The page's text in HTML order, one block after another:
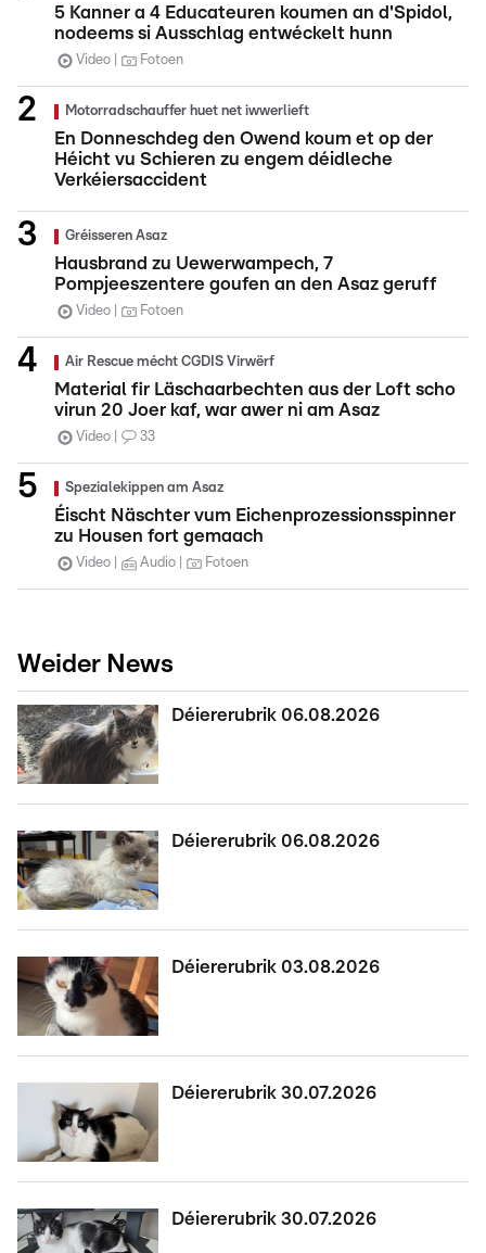
5 Kanner a 4 Educateuren koumen an d'Spidol,
nodeems si Ausschlag entwéckelt hunn
Video Fotoen
Motorradschauffer huet net iwwerlieft
En Donneschdeg den Owend koum et op der
Héicht vu Schieren zu engem déidleche
Verkéiersaccident
Gréisseren Asaz
Hausbrand zu Uewerwampech, 7
Pompjeeszentere goufen an den Asaz geruff
Video Fotoen
Air Rescue mécht CGDIS Virwërf
Material fir Läschaarbechten aus der Loft scho
virun 20 Joer kaf, war awer ni am Asaz
Video 33
Spezialekippen am Asaz
Éischt Näschter vum Eichenprozessionsspinner
zu Housen fort gemaach
Video Audio Fotoen
Weider News
Déiererubrik 06.08.2026
Déiererubrik 06.08.2026
Déiererubrik 03.08.2026
Déiererubrik 30.07.2026
Déiererubrik 30.07.2026